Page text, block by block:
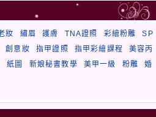
妝 繡眉 護膚 TNA證照 彩繪粉雕
SP
創意妝
指甲證照 指甲彩繪課程
美容丙
紙圖 新娘秘書教學 美甲一級 粉雕 婚